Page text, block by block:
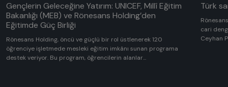
Gençlerin Geleceğine Yatırım: UNICEF, Millî Eğitim
Bakanlığı (MEB) ve Rönesans Holding’den
Eğitimde Güç Birliği
Rönesans Holding, öncü ve güçlü bir rol üstlenerek 120
öğrenciye işletmede mesleki eğitim imkânı sunan programa
destek veriyor. Bu program, öğrencilerin alanlar...
Türk
cari
Ceyhan